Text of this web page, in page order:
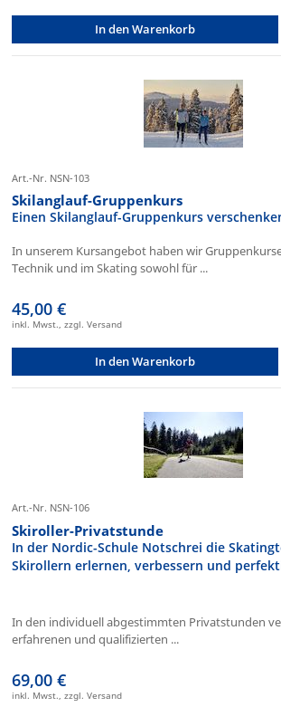
In den Warenkorb
Art.-Nr. NSN-103
Skilanglauf-Gruppenkurs
Einen Skilanglauf-Gruppenkurs
In unserem Kursangebot haben wir
Technik und im Skating sowohl für ...
45,00 €
inkl. Mwst., zzgl. Versand
In den Warenkorb
Art.-Nr. NSN-106
Skiroller-Privatstunde
In der Nordic-Schule Notschrei die
Skirollern erlernen, verbessern und
In den individuell abgestimmten Privatstunden
erfahrenen und qualifizierten ...
69,00 €
inkl. Mwst., zzgl. Versand